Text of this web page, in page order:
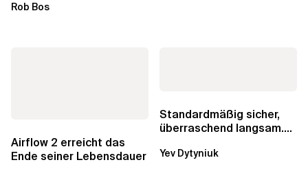
aber auch die...
Rob Bos
Airflow 2 erreicht das
Ende seiner Lebensdauer
Standardmäßig sicher,
überraschend langsam.
über die RDS...
Yev Dytyniuk